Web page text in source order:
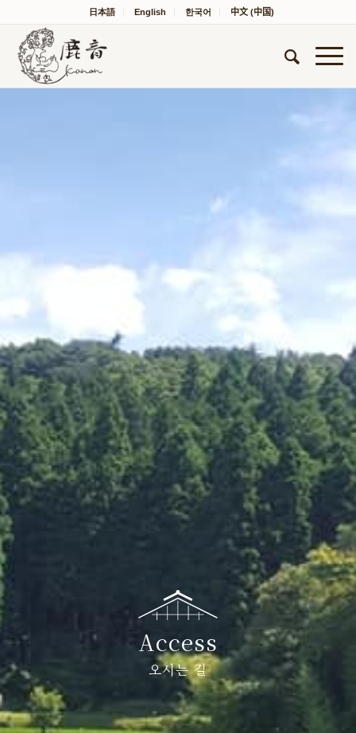
日本語 English 한국어 中文 (中国)
Access
오시는 길